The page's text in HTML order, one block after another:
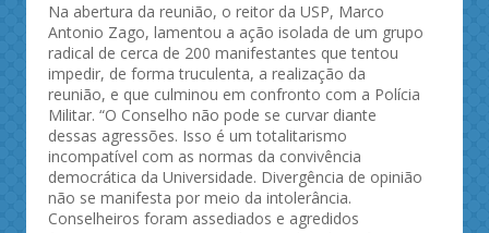
Na abertura da reunião, o reitor da USP, Marco
Antonio Zago, lamentou a ação isolada de um grupo
radical de cerca de 200 manifestantes que tentou
impedir, de forma truculenta, a realização da
reunião, e que culminou em confronto com a Polícia
Militar. “O Conselho não pode se curvar diante
dessas agressões. Isso é um totalitarismo
incompatível com as normas da convivência
democrática da Universidade. Divergência de opinião
não se manifesta por meio da intolerância.
Conselheiros foram assediados e agredidos